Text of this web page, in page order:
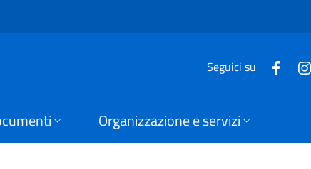
tabellare) |
Seguici su
Organizzazione e servizi